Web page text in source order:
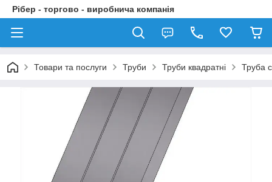
Рібер - торгово - виробнича компанія
Товари та послуги Труби Труби квадратні Труба